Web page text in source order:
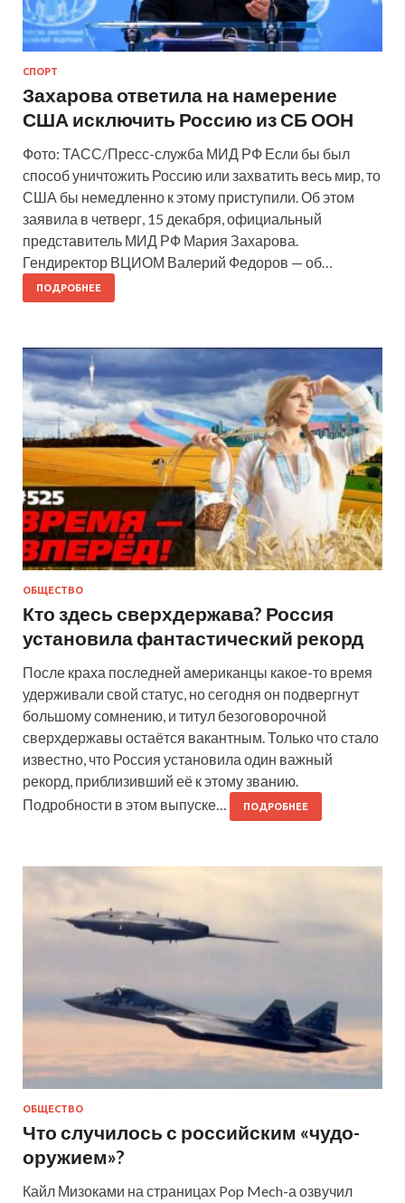
СПОРТ
Захарова ответила на намерение
США исключить Россию из СБ ООН
Фото: ТАСС/Пресс-служба МИД РФ Если бы был
способ уничтожить Россию или захватить весь мир, то
США бы немедленно к этому приступили. Об этом
заявила в четверг, 15 декабря, официальный
представитель МИД РФ Мария Захарова.
Гендиректор ВЦИОМ Валерий Федоров — об…
ПОДРОБНЕЕ
ОБЩЕСТВО
Кто здесь сверхдержава? Россия
установила фантастический рекорд
После краха последней американцы какое-то время
удерживали свой статус, но сегодня он подвергнут
большому сомнению, и титул безоговорочной
сверхдержавы остаётся вакантным. Только что стало
известно, что Россия установила один важный
рекорд, приблизивший её к этому званию.
Подробности в этом выпуске…
ПОДРОБНЕЕ
ОБЩЕСТВО
Что случилось с российским «чудо-
оружием»?
Кайл Мизоками на страницах Pop Mech-а озвучил